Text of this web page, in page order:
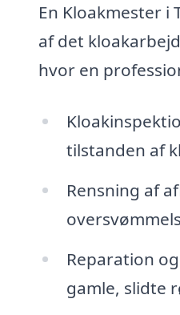
En Kloakmester
af det
hvor en
tilstanden af
Rensning af
Reparation
gamle, slidte